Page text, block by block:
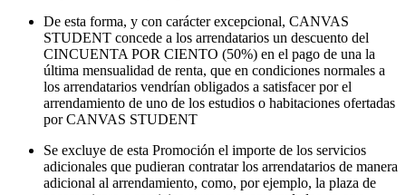
De esta forma, y con carácter excepcional, CANVAS
STUDENT concede a los arrendatarios un descuento del
CINCUENTA POR CIENTO (50%) en el pago de una la
última mensualidad de renta, que en condiciones normales a
los arrendatarios vendrían obligados a satisfacer por el
arrendamiento de uno de los estudios o habitaciones ofertadas
por CANVAS STUDENT
Se excluye de esta Promoción el importe de los servicios
adicionales que pudieran contratar los arrendatarios de manera
adicional al arrendamiento, como, por ejemplo, la plaza de